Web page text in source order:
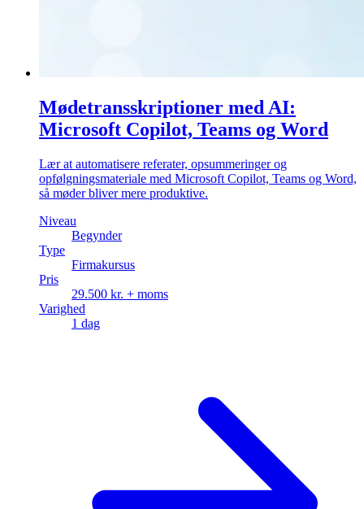
Mødetransskriptioner med AI:
Microsoft Copilot, Teams og Word
Lær at automatisere referater, opsummeringer og
opfølgningsmateriale med Microsoft Copilot, Teams og Word,
så møder bliver mere produktive.
Niveau
Begynder
Type
Firmakursus
Pris
29.500 kr. + moms
Varighed
1 dag